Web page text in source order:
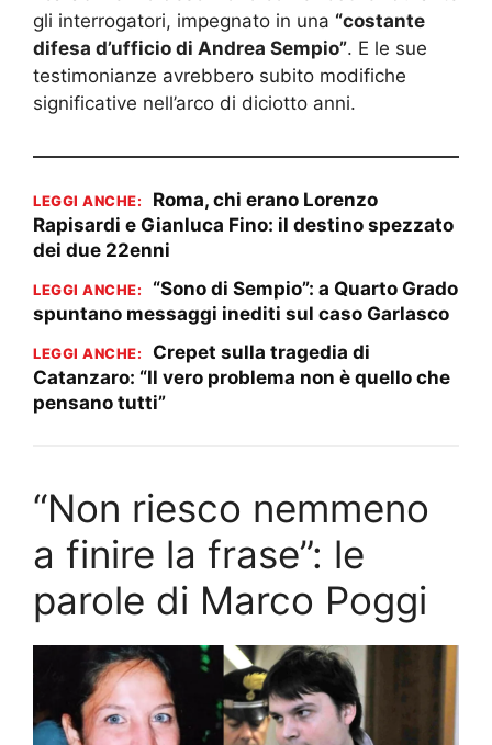
gli interrogatori, impegnato in una “costante
difesa d’ufficio di Andrea Sempio”. E le sue
testimonianze avrebbero subito modifiche
significative nell’arco di diciotto anni.
LEGGI ANCHE:
Roma, chi erano Lorenzo
Rapisardi e Gianluca Fino: il destino spezzato
dei due 22enni
LEGGI ANCHE:
“Sono di Sempio”: a Quarto Grado
spuntano messaggi inediti sul caso Garlasco
LEGGI ANCHE:
Crepet sulla tragedia di
Catanzaro: “Il vero problema non è quello che
pensano tutti”
“Non riesco nemmeno
a finire la frase”: le
parole di Marco Poggi